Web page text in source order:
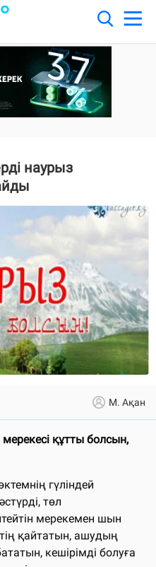
наурыз
М. Ақан
құтты болсын,
гүліндей
төл
мерекемен шын
қайтатын, ашудың
кешірімді болуға